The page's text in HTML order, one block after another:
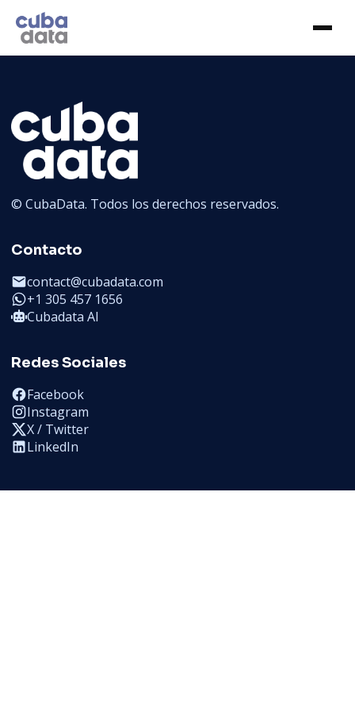
© CubaData. Todos los derechos reservados.
Contacto
contact@cubadata.com
+1 305 457 1656
Cubadata AI
Redes Sociales
Facebook
Instagram
X / Twitter
LinkedIn